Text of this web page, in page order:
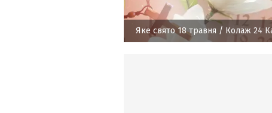
Яке свято 18 травня / Колаж 24